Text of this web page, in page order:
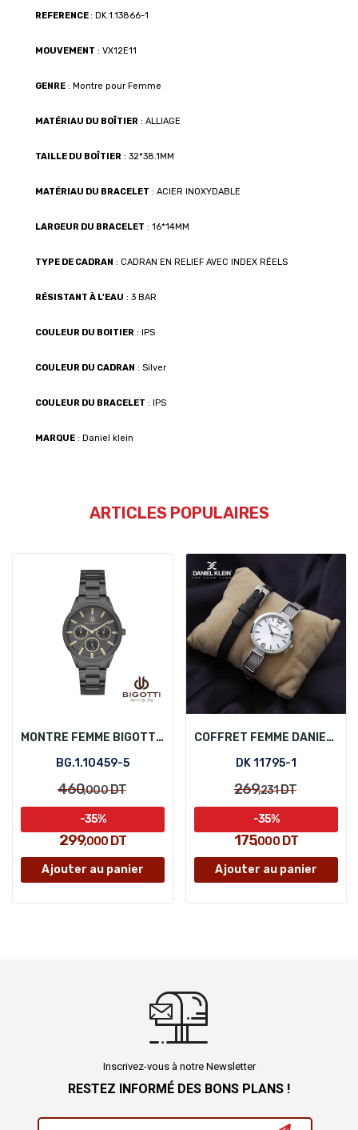
REFERENCE : DK.1.13866-1
MOUVEMENT : VX12E11
GENRE : Montre pour Femme
MATÉRIAU DU BOÎTIER : ALLIAGE
TAILLE DU BOÎTIER : 32*38.1MM
MATÉRIAU DU BRACELET : ACIER INOXYDABLE
LARGEUR DU BRACELET : 16*14MM
TYPE DE CADRAN : CADRAN EN RELIEF AVEC INDEX RÉELS
RÉSISTANT À L'EAU : 3 BAR
COULEUR DU BOITIER : IPS
COULEUR DU CADRAN : Silver
COULEUR DU BRACELET : IPS
MARQUE : Daniel klein
ARTICLES POPULAIRES
MONTRE FEMME BIGOTTI BG.1.10459-5
BG.1.10459-5
460,000DT
299,000 DT
-35%
Ajouter au panier
COFFRET FEMME DANIEL KLEIN DK 11795-1
DK 11795-1
269,231DT
175,000DT
-35%
Ajouter au panier
Inscrivez-vous à notre Newsletter
RESTEZ INFORMÉ DES BONS PLANS !